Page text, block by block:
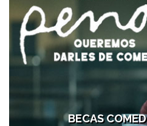
BECAS